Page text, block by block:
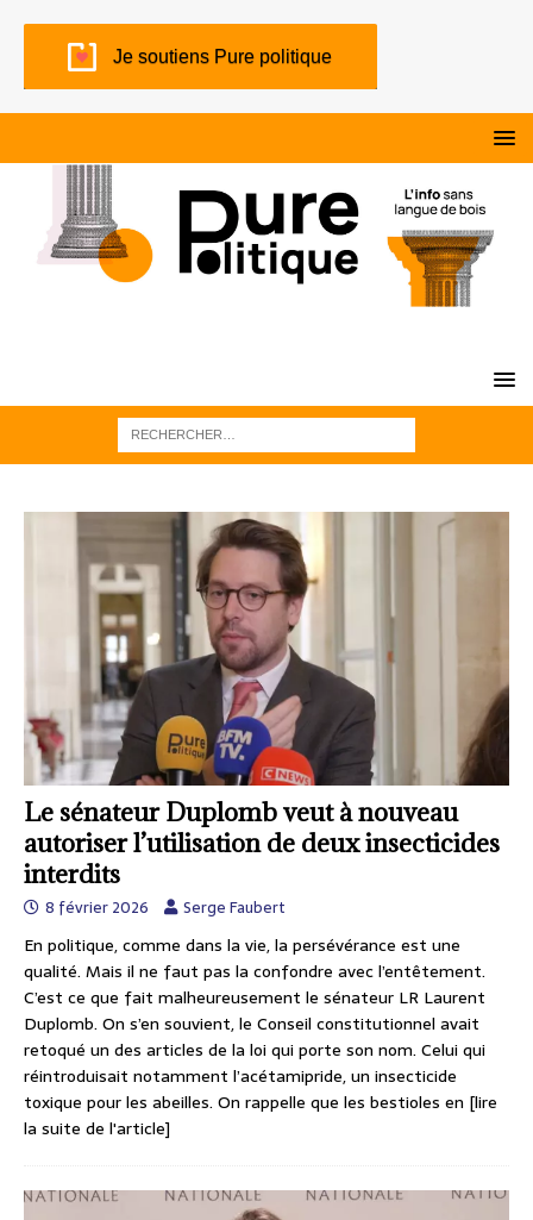
Je soutiens Pure politique
Le sénateur Duplomb veut à nouveau
autoriser l’utilisation de deux insecticides
interdits
8 février 2026 Serge Faubert
En politique, comme dans la vie, la persévérance est une
qualité. Mais il ne faut pas la confondre avec l’entêtement.
C’est ce que fait malheureusement le sénateur LR Laurent
Duplomb. On s’en souvient, le Conseil constitutionnel avait
retoqué un des articles de la loi qui porte son nom. Celui qui
réintroduisait notamment l’acétamipride, un insecticide
toxique pour les abeilles. On rappelle que les bestioles en [lire
la suite de l'article]